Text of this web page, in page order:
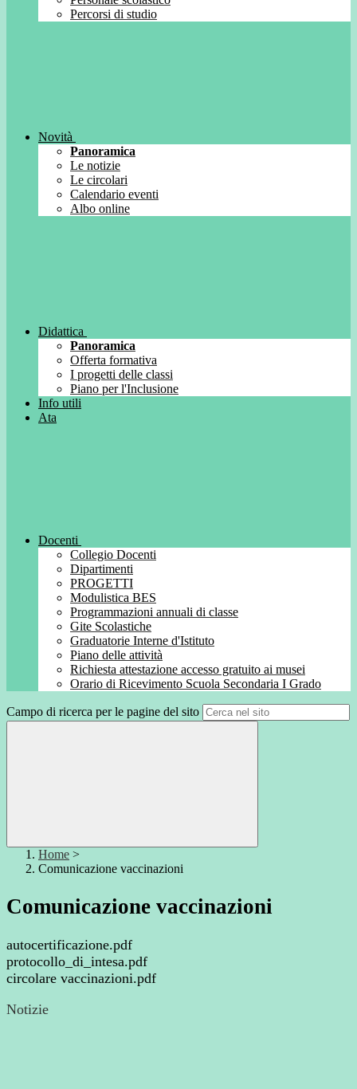
Percorsi di studio
Novità
Panoramica
Le notizie
Le circolari
Calendario eventi
Albo online
Didattica
Panoramica
Offerta formativa
I progetti delle classi
Piano per l'Inclusione
Info utili
Ata
Docenti
Collegio Docenti
Dipartimenti
PROGETTI
Modulistica BES
Programmazioni annuali di classe
Gite Scolastiche
Graduatorie Interne d'Istituto
Piano delle attività
Richiesta attestazione accesso gratuito ai musei
Orario di Ricevimento Scuola Secondaria I Grado
Campo di ricerca per le pagine del sito
Home >
Comunicazione vaccinazioni
Comunicazione vaccinazioni
autocertificazione.pdf
protocollo_di_intesa.pdf
circolare vaccinazioni.pdf
Notizie